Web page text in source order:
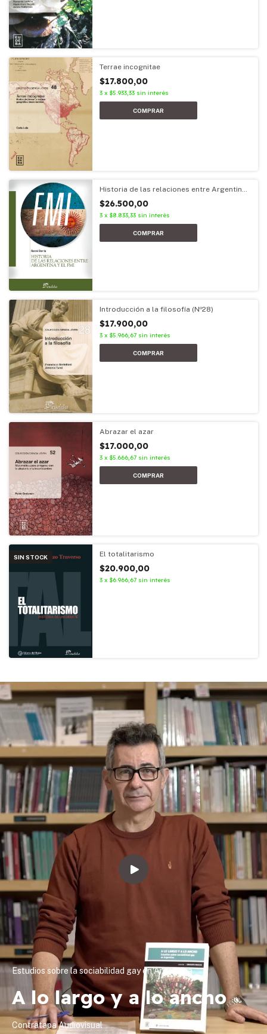
Terrae incognitae
$17.800,00
3 x $5.933,33 sin interés
Historia de las relaciones entre Argentina
$26.500,00
3 x $8.833,33 sin interés
Introducción a la filosofía (Nº28)
$17.900,00
3 x $5.966,67 sin interés
Abrazar el azar
$17.000,00
3 x $5.666,67 sin interés
SIN STOCK El totalitarismo
$20.900,00
3 x $6.966,67 sin interés
Estudios sobre la sociabilidad gay en Argentina
A lo largo y a lo ancho
Contratapa Audiovisual